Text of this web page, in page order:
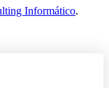
Informático.